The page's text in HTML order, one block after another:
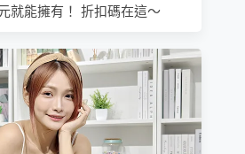
就能擁有！ 折扣碼在這～